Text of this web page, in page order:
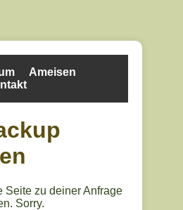
Ameisen
Seite zu deiner Anfrage
Sorry.